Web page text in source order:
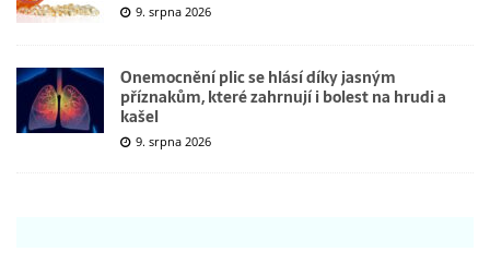
9. srpna 2026
Onemocnění plic se hlásí díky jasným
příznakům, které zahrnují i bolest na hrudi a
kašel
9. srpna 2026